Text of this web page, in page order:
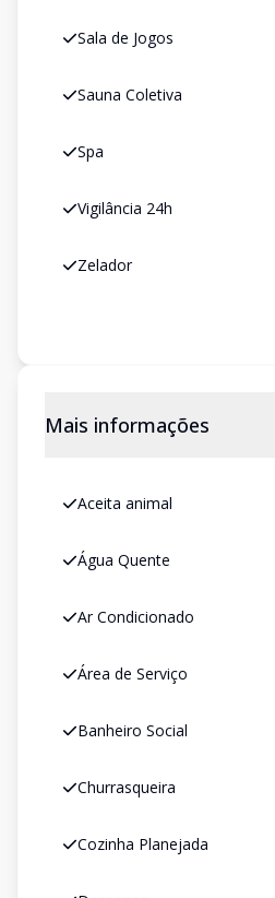
Sala de Jogos
Sauna Coletiva
Spa
Vigilância 24h
Zelador
Mais informações
Aceita animal
Água Quente
Ar Condicionado
Área de Serviço
Banheiro Social
Churrasqueira
Cozinha Planejada